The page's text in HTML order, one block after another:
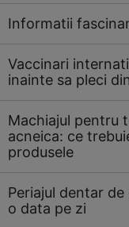
Informatii
Vaccinari
inainte sa pleci
Machiajul pentru
acneica: ce
produsele
Periajul dentar
o data pe zi